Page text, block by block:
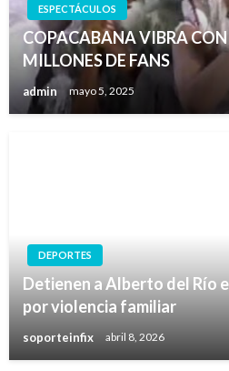
ESPECTÁCULOS
COPACABANA VIBRA
MILLONES DE FANS
admin mayo 5, 2025
DEPORTES
Detienen a Alberto del Río
por violencia familiar
soporteinfix abril 8, 2026